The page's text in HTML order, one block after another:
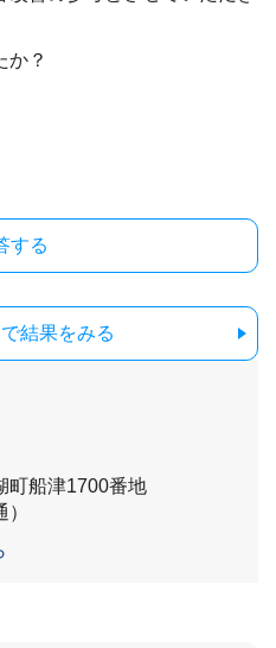
か？
結果をみる
町船津1700番地